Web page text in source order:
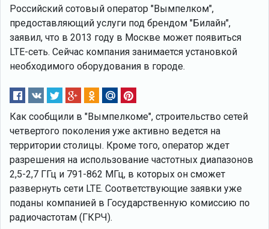
Российский сотовый оператор "Вымпелком",
предоставляющий услуги под брендом "Билайн",
заявил, что в 2013 году в Москве может появиться
LTE-сеть. Сейчас компания занимается установкой
необходимого оборудования в городе.
Как сообщили в "Вымпелкоме", строительство сетей
четвертого поколения уже активно ведется на
территории столицы. Кроме того, оператор ждет
разрешения на использование частотных диапазонов
2,5-2,7 ГГц и 791-862 МГц, в которых он сможет
развернуть сети LTE. Соответствующие заявки уже
поданы компанией в Государственную комиссию по
радиочастотам (ГКРЧ).